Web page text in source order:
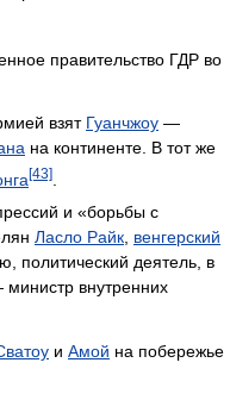
правительство ГДР во
взят Гуанчжоу —
на континенте. В тот же
[43]
и «борьбы с
Ласло Райк венгерский
политический деятель, в
внутренних
и Амой на побережье